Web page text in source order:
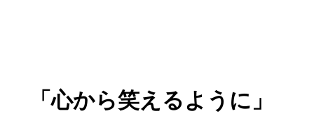
「心から笑えるように」